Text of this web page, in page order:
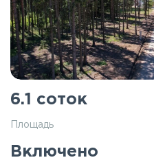
6.1 соток
Площадь
Включено